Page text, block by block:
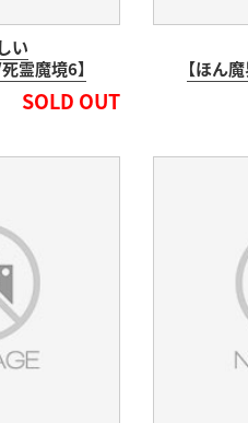
い
霊魔境6】
SOLD OUT
【ほん